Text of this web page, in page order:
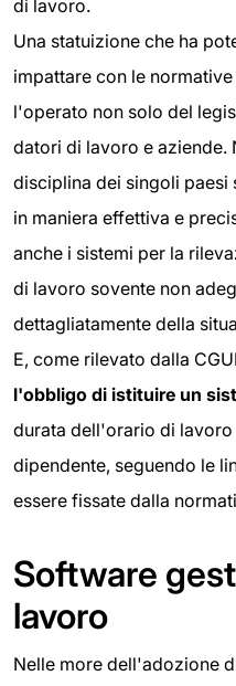
di lavoro.
Una statuizione che ha
impattare con le
l'operato non solo del
datori di lavoro e aziende.
disciplina dei singoli paesi
in maniera effettiva e
anche i sistemi per la
di lavoro sovente non
dettagliatamente della
E, come rilevato dalla
l'obbligo di istituire un
durata dell'orario di
dipendente, seguendo le
essere fissate dalla
Software
lavoro
Nelle more dell'adozione